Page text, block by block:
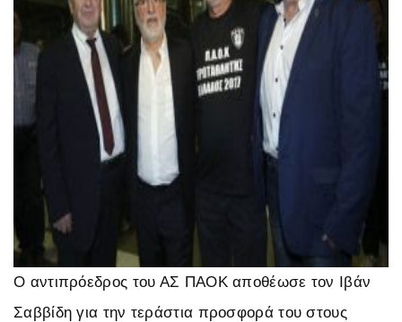
Ο αντιπρόεδρος του ΑΣ ΠΑΟΚ αποθέωσε τον Ιβάν
Σαββίδη για την τεράστια προσφορά του στους